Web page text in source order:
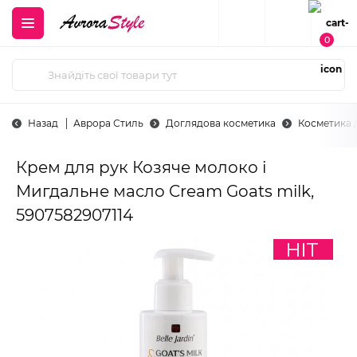
0
Назад Аврора Стиль Доглядова косметика Косметика
Крем для рук Козяче молоко і
Мигдальне масло Cream Goats milk,
5907582907114